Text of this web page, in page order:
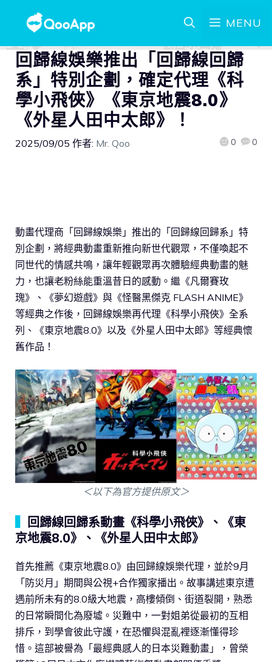
MENU
回歸線娛樂推出「回歸線回歸
系」特別企劃，確定代理《科
學小飛俠》《東京地震8.0》
《外星人田中太郎》！
2025/09/05 作者: Mr. Qoo 0 0
動畫代理商「回歸線娛樂」推出的「回歸線回歸系」特
別企劃，將經典動畫重新推向新世代觀眾，不僅喚起不
同世代的情感共鳴，讓年輕觀眾再次體驗經典動畫的魅
力，也讓老粉絲能重溫昔日的感動。繼《凡爾賽玫
瑰》、《夢幻遊戲》與《怪醫黑傑克 FLASH ANIME》
等經典之作後，回歸線娛樂再代理《科學小飛俠》全系
列、《東京地震8.0》以及《外星人田中太郎》等經典懷
舊作品！
＜以下為官方提供原文＞
回歸線回歸系動畫《科學小飛俠》、《東
京地震8.0》、《外星人田中太郎》
首先推薦《東京地震8.0》由回歸線娛樂代理，並於9月
「防災月」期間與公視+合作獨家播出。故事講述東京遭
遇前所未有的8.0級大地震，高樓傾倒、街道裂開，熟悉
的日常瞬間化為廢墟。災難中，一對姐弟從最初的互相
排斥，到學會彼此守護，在恐懼與混亂裡逐漸懂得珍
惜。這部被譽為「最經典感人的日本災難動畫」，曾榮